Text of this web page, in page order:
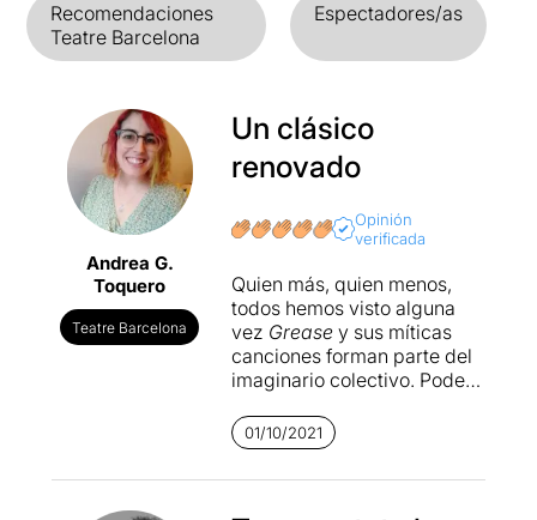
Recomendaciones
Teatre Barcelona
Espectadores/as
Andrea G.
Toquero
Teatre Barcelona
Un clásico
renovado
Opinión
verificada
Quien más, quien menos,
todos hemos visto alguna
vez Greasey sus míticas
canciones forman parte del
imaginario colectivo. Poder
su enorme despliegue de
color, buen rollo y energía,
es un chute de adrenalina y
01/10/2021